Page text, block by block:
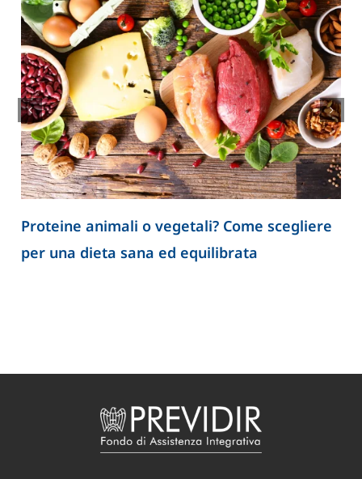
Proteine animali o vegetali? Come scegliere
per una dieta sana ed equilibrata